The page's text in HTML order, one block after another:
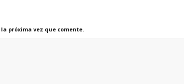
próxima vez que comente.